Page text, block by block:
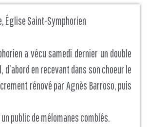
Église Saint-Symphorien
a vécu samedi dernier un double
d’abord en recevant dans son choeur le
rénové par Agnès Barroso, puis
public de mélomanes comblés.